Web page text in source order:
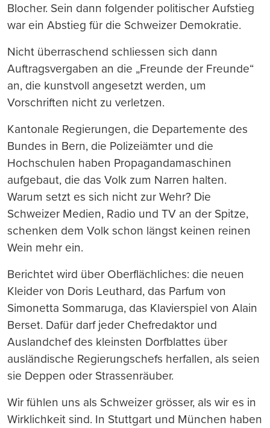
Blocher. Sein dann folgender politischer Aufstieg
war ein Abstieg für die Schweizer Demokratie.
Nicht überraschend schliessen sich dann
Auftragsvergaben an die „Freunde der Freunde“
an, die kunstvoll angesetzt werden, um
Vorschriften nicht zu verletzen.
Kantonale Regierungen, die Departemente des
Bundes in Bern, die Polizeiämter und die
Hochschulen haben Propagandamaschinen
aufgebaut, die das Volk zum Narren halten.
Warum setzt es sich nicht zur Wehr? Die
Schweizer Medien, Radio und TV an der Spitze,
schenken dem Volk schon längst keinen reinen
Wein mehr ein.
Berichtet wird über Oberflächliches: die neuen
Kleider von Doris Leuthard, das Parfum von
Simonetta Sommaruga, das Klavierspiel von Alain
Berset. Dafür darf jeder Chefredaktor und
Auslandchef des kleinsten Dorfblattes über
ausländische Regierungschefs herfallen, als seien
sie Deppen oder Strassenräuber.
Wir fühlen uns als Schweizer grösser, als wir es in
Wirklichkeit sind. In Stuttgart und München haben